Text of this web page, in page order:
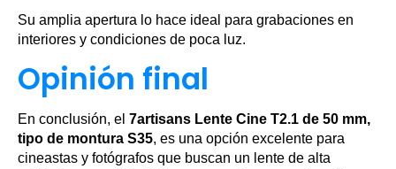
Su amplia apertura lo hace ideal para grabaciones en
interiores y condiciones de poca luz.
Opinión final
En conclusión, el 7artisans Lente Cine T2.1 de 50 mm,
tipo de montura S35, es una opción excelente para
cineastas y fotógrafos que buscan un lente de alta